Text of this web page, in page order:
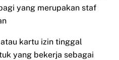
yang merupakan staf
kartu izin tinggal
yang bekerja sebagai